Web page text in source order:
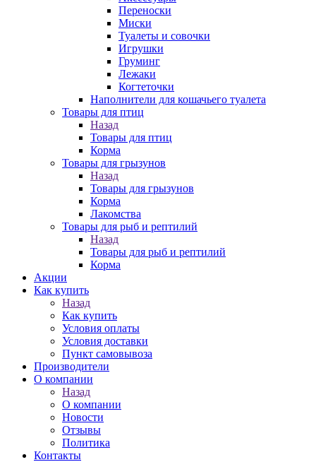
Переноски
Миски
Туалеты и совочки
Игрушки
Груминг
Лежаки
Когтеточки
Наполнители для кошачьего туалета
Товары для птиц
Назад
Товары для птиц
Корма
Товары для грызунов
Назад
Товары для грызунов
Корма
Лакомства
Товары для рыб и рептилий
Назад
Товары для рыб и рептилий
Корма
Акции
Как купить
Назад
Как купить
Условия оплаты
Условия доставки
Пункт самовывоза
Производители
О компании
Назад
О компании
Новости
Отзывы
Политика
Контакты